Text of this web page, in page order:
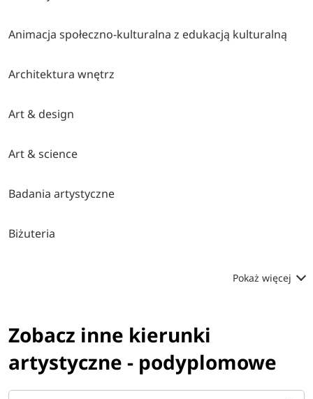
Animacja społeczno-kulturalna z edukacją kulturalną
Architektura wnętrz
Art & design
Art & science
Badania artystyczne
Biżuteria
Pokaż więcej
Zobacz inne kierunki
artystyczne - podyplomowe